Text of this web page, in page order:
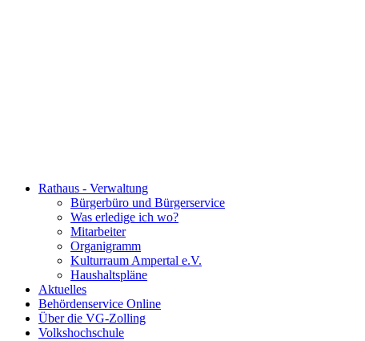
Rathaus - Verwaltung
Bürgerbüro und Bürgerservice
Was erledige ich wo?
Mitarbeiter
Organigramm
Kulturraum Ampertal e.V.
Haushaltspläne
Aktuelles
Behördenservice Online
Über die VG-Zolling
Volkshochschule